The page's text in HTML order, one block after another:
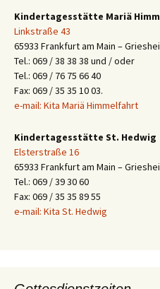
Kindertagesstätte Mariä
Linkstraße 43
65933 Frankfurt am Main –
Tel.: 069 / 38 38 38 und / oder
Tel.: 069 / 76 75 66 40
Fax: 069 / 35 35 10 03.
e-mail: Kita Mariä Himmelfahrt
Kindertagesstätte St. Hedwig
Elsterstraße 16
65933 Frankfurt am Main –
Tel.: 069 / 39 30 60
Fax: 069 / 35 35 89 55
e-mail: Kita St. Hedwig